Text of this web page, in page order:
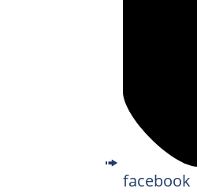
facebook